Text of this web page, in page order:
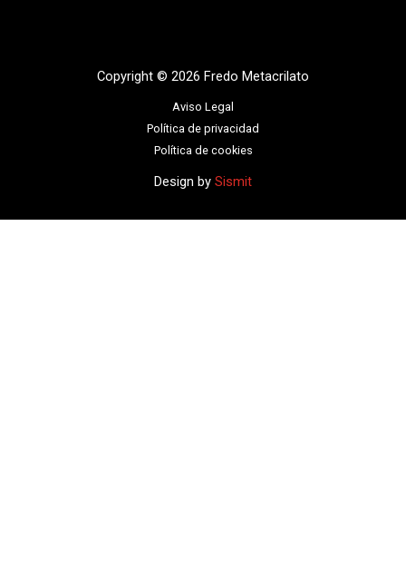
Copyright © 2026 Fredo Metacrilato
Aviso Legal
Política de privacidad
Política de cookies
Design by Sismit